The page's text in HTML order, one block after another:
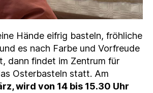
Hände eifrig basteln, fröhliche
es nach Farbe und Vorfreude
dann findet im Zentrum für
Osterbasteln statt. Am
wird von 14 bis 15.30 Uhr